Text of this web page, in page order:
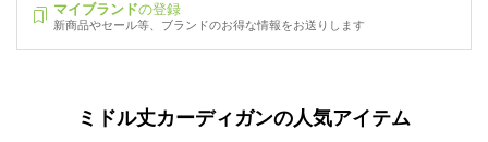
マイブランドの登録
新商品やセール等、ブランドのお得な情報をお送りします
ミドル丈カーディガンの人気アイテム